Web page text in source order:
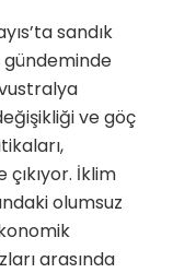
sandık
gündeminde
ve göç
İklim
olumsuz
arasında